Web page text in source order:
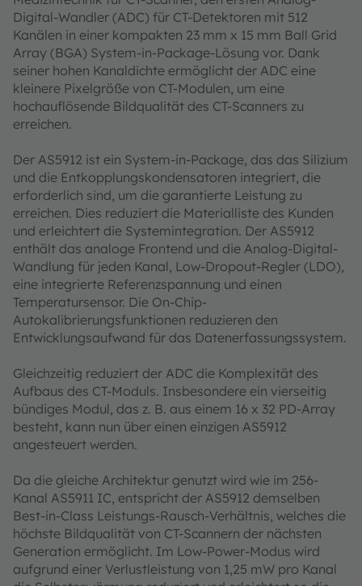
Digital-Wandler (ADC) für CT-Detektoren mit 512
Kanälen in einer kompakten 23 mm x 15 mm Ball Grid
Array (BGA) System-in-Package-Lösung vor. Dank
seiner hohen Kanaldichte ermöglicht der ADC eine
kleinere Pixelgröße von CT-Modulen, um eine
hochauflösende Bildqualität des CT-Scanners zu
erreichen.
Der AS5912 ist ein System-in-Package, das das Silizium
und die Entkopplungskondensatoren integriert, die
erforderlich sind, um die garantierte Leistung zu
erreichen. Dies reduziert die Materialliste des Kunden
und erleichtert die Systemintegration. Der AS5912
enthält das analoge Frontend und die Analog-Digital-
Wandlung für jeden Kanal, Low-Dropout-Regler (LDO),
eine integrierte Referenzspannung und einen
Temperatursensor. Die On-Chip-
Autokalibrierungsfunktionen reduzieren den
Entwicklungsaufwand für das Datenerfassungssystem.
Gleichzeitig reduziert der ADC die Komplexität des
Aufbaus des CT-Moduls. Insbesondere ein vierseitig
bündiges Modul, das z. B. aus einem 16 x 32 PD-Array
besteht, kann nun über einen einzigen AS5912
angesteuert werden.
Da die gleiche Architektur genutzt wird wie im 256-
Kanal AS5911 IC, entspricht der AS5912 demselben
Best-in-Class Leistungs-Rausch-Verhältnis, welches die
höchste Bildqualität von CT-Scannern der nächsten
Generation ermöglicht. Im Low-Power-Modus wird
aufgrund einer Verlustleistung von 1,25 mW pro Kanal